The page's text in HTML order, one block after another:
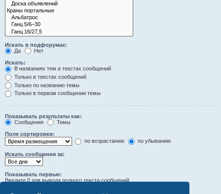
Искать в подфорумах:
Да
Нет
Искать:
В названиях тем и текстах сообщений
Только в текстах сообщений
Только по названию темы
Только в первом сообщении темы
Показывать результаты как:
Сообщения
Темы
Поле сортировки:
по возрастанию
по убыванию
Искать сообщения за:
Показывать первые:
Введите 0 для вывода полного текста сообщений.